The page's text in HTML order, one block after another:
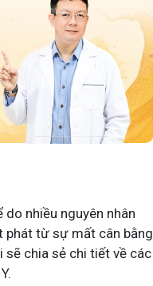
nhiều nguyên nhân
phát từ sự mất cân bằng
sẽ chia sẻ chi tiết về các